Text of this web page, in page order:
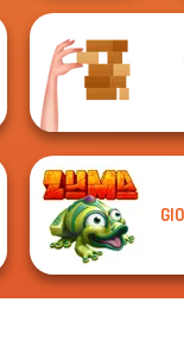
Dr. Panda Farm